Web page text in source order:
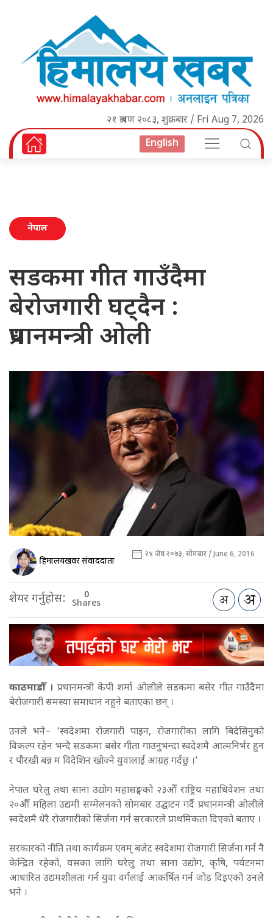
२१ श्रावण २०८३, शुक्रबार / Fri Aug 7, 2026
English
नेपाल
सडकमा गीत गाउँदैमा
बेरोजगारी घट्दैन :
प्रधानमन्त्री ओली
हिमालयखवर संवाददाता २४ जेष्ठ २०७३, सोमबार / June 6, 2016
शेयर गर्नुहोस: 0
Shares
काठमाडौँ । प्रधानमन्त्री केपी शर्मा ओलीले सडकमा बसेर गीत गाउँदैमा
बेरोजगारी समस्या समाधान नहुने बताएका छन् ।
उनले भने– ‘स्वदेशमा रोजगारी पाइन, रोजगारीका लागि बिदेसिनुको
विकल्प रहेन भन्दै सडकमा बसेर गीता गाउनुभन्दा स्वदेशमै आत्मनिर्भर हुन
र पौरखी बन्न म विदेशिन खोज्ने युवालाई आग्रह गर्दछु ।’
नेपाल घरेलु तथा साना उद्योग महासङ्घको २३औँ राष्ट्रिय महाधिवेशन तथा
२०औँ महिला उद्यमी सम्मेलनको सोमबार उद्घाटन गर्दै प्रधानमन्त्री ओलीले
स्वदेशमै धेरै रोजगारीको सिर्जना गर्न सरकारले प्राथमिकता दिएको बताए ।
सरकारको नीति तथा कार्यक्रम एवम् बजेट स्वदेशमा रोजगारी सिर्जना गर्न नै
केन्द्रित रहेको, यसका लागि घरेलु तथा साना उद्योग, कृषि, पर्यटनमा
आधारित उद्यमशीलता गर्न युवा वर्गलाई आकर्षित गर्न जोड दिइएको उनले
भने ।